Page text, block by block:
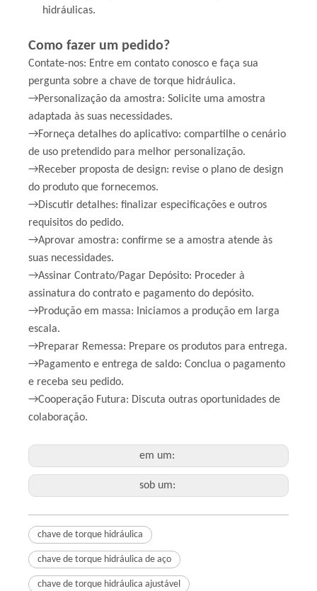
hidráulicas.
Como fazer um pedido?
Contate-nos: Entre em contato conosco e faça sua
pergunta sobre a chave de torque hidráulica.
→Personalização da amostra: Solicite uma amostra
adaptada às suas necessidades.
→Forneça detalhes do aplicativo: compartilhe o cenário
de uso pretendido para melhor personalização.
→Receber proposta de design: revise o plano de design
do produto que fornecemos.
→Discutir detalhes: finalizar especificações e outros
requisitos do pedido.
→Aprovar amostra: confirme se a amostra atende às
suas necessidades.
→Assinar Contrato/Pagar Depósito: Proceder à
assinatura do contrato e pagamento do depósito.
→Produção em massa: Iniciamos a produção em larga
escala.
→Preparar Remessa: Prepare os produtos para entrega.
→Pagamento e entrega de saldo: Conclua o pagamento
e receba seu pedido.
→Cooperação Futura: Discuta outras oportunidades de
colaboração.
em um:
sob um:
chave de torque hidráulica
chave de torque hidráulica de aço
chave de torque hidráulica ajustável